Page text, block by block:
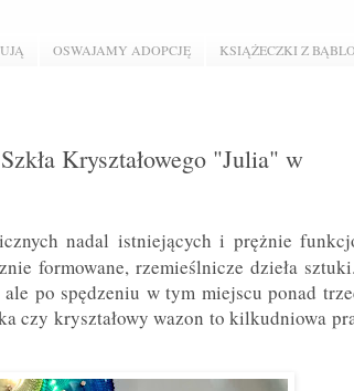
OSWAJAMY ADOPCJĘ KSIĄŻECZKI Z
Kryształowego "Julia" w
nadal istniejących i prężnie
formowane, rzemieślnicze dzieła
po spędzeniu w tym miejscu ponad
czy kryształowy wazon to kilkudniowa